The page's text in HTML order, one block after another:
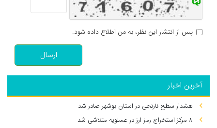
پس از انتشار این نظر، به من اطلاع داده شود.
ارسال
آخرین اخبار
هشدار سطح نارنجی در استان بوشهر صادر شد
۸ مرکز استخراج رمز ارز در عسلویه متلاشی شد